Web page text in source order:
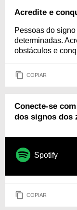
Acredite e
Pessoas do
determinadas.
obstáculos e
COPIAR
Conecte-se
dos signos dos
Spotify
COPIAR